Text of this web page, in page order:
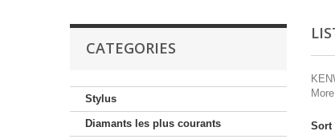
CATEGORIES
Stylus
Diamants les plus courants
More
Sort